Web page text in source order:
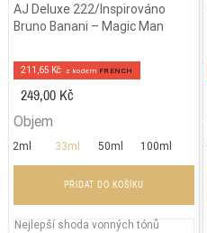
AJ Deluxe 222/Inspirováno
Bruno Banani – Magic Man
211,65 Kč z kodem FRENCH
249,00 Kč
Objem
2ml 33ml 50ml 100ml
PŘIDAT DO KOŠÍKU
Nejlepší shoda vonných tónů